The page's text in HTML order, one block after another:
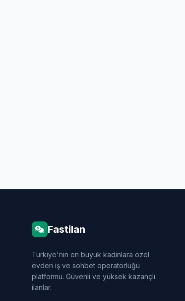
Fastilan
Türkiye'nin en büyük kadınlara özel
evden iş ve sohbet operatörlüğü
platformu. Güvenli ve yüksek kazançlı
ilanlar.